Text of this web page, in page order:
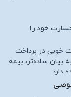
خود را
خوبی در پرداخت
بیان ساده‌تر، بیمه
دارد.